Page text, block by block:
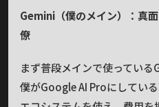
Gemini（僕のメイン）：真
僚
まず普段メインで使っている
僕がGoogle AI Proにしてい